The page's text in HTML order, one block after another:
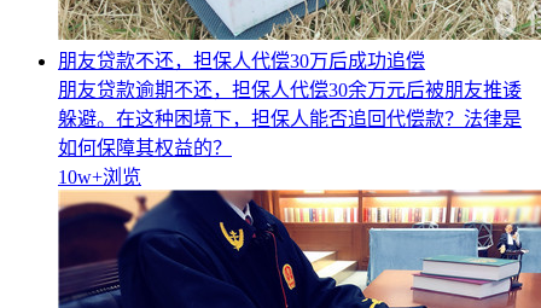
朋友贷款不还，担保人代偿30万后成功追偿
朋友贷款逾期不还，担保人代偿30余万元后被朋友推诿
躲避。在这种困境下，担保人能否追回代偿款？法律是
如何保障其权益的？
10w+浏览